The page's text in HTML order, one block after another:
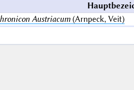
Austriacum(Arnpeck, Veit)